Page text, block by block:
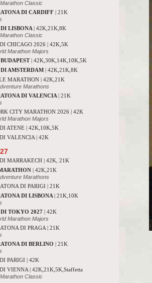
Classic
DI CARDIFF | 21K
LISBONA | 42K,21K,8K
Classic
CHICAGO 2026 | 42K,5K
Marathon Majors
| 42K,30K,14K,10K,5K
AMSTERDAM | 42K,21K,8K
MARATHON | 42K,21K
Marathons
DI VALENCIA | 21K
CITY MARATHON 2026 | 42K
Marathon Majors
ATENE | 42K,10K,5K
VALENCIA | 42K
MARRAKECH | 42K, 21K
| 42K,21K
Marathons
DI PARIGI | 21K
DI LISBONA | 21K,10K
TOKYO 2027 | 42K
Marathon Majors
DI PRAGA | 21K
DI BERLINO | 21K
PARIGI | 42K
VIENNA | 42K,21K,5K,Staffetta
Classic